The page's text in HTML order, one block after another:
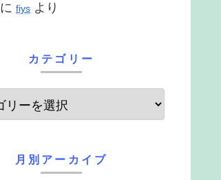
に fiys より
カテゴリー
月別アーカイブ